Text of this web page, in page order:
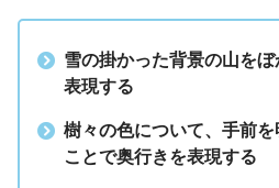
雪の掛かった背景の山を
表現する
樹々の色について、手前
ことで奥行きを表現する